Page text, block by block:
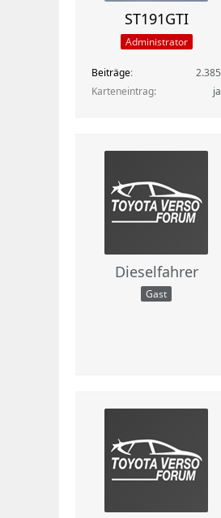
ST191GTI
Administrator
Beiträge
2.385
Karteneintrag
ja
Dieselfahrer
Gast